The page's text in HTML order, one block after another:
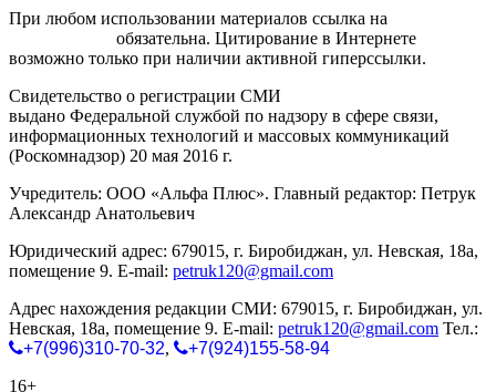
При любом использовании материалов ссылка на
обязательна. Цитирование в Интернете
возможно только при наличии активной гиперссылки.
Свидетельство о регистрации СМИ
выдано Федеральной службой по надзору в сфере связи,
информационных технологий и массовых коммуникаций
(Роскомнадзор) 20 мая 2016 г.
Учредитель: ООО «Альфа Плюс». Главный редактор: Петрук
Александр Анатольевич
Юридический адрес: 679015, г. Биробиджан, ул. Невская, 18а,
помещение 9. E-mail: petruk120@gmail.com
Адрес нахождения редакции СМИ: 679015, г. Биробиджан, ул.
Невская, 18а, помещение 9. E-mail: petruk120@gmail.com Тел.:
+7(996)310-70-32,
+7(924)155-58-94
16+